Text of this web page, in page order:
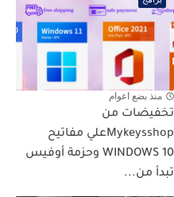
منذ بضع اعوام
تخفيضات من
Mykeysshopعلي مفاتيح
WINDOWS 10 وحزمة أوفيس
تبدأ من...